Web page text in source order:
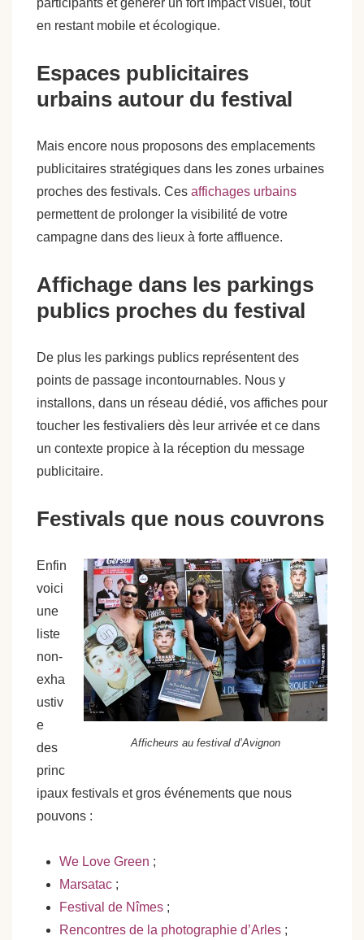
participants et générer un fort impact visuel, tout
en restant mobile et écologique.
Espaces publicitaires
urbains autour du festival
Mais encore nous proposons des emplacements
publicitaires stratégiques dans les zones urbaines
proches des festivals. Ces affichages urbains
permettent de prolonger la visibilité de votre
campagne dans des lieux à forte affluence.
Affichage dans les parkings
publics proches du festival
De plus les parkings publics représentent des
points de passage incontournables. Nous y
installons, dans un réseau dédié, vos affiches pour
toucher les festivaliers dès leur arrivée et ce dans
un contexte propice à la réception du message
publicitaire.
Festivals que nous couvrons
Afficheurs au festival d’Avignon
Enfin
voici
une
liste
non-
exha
ustiv
e
des
princ
ipaux festivals et gros événements que nous
pouvons :
We Love Green ;
Marsatac ;
Festival de Nîmes ;
Rencontres de la photographie d’Arles ;